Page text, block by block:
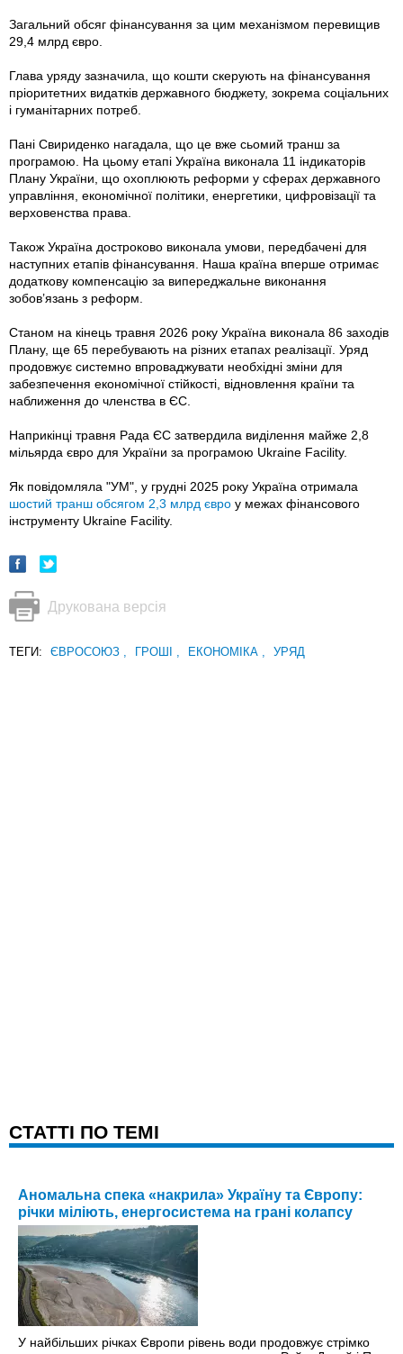
Загальний обсяг фінансування за цим механізмом перевищив
29,4 млрд євро.
Глава уряду зазначила, що кошти скерують на фінансування
пріоритетних видатків державного бюджету, зокрема соціальних
і гуманітарних потреб.
Пані Свириденко нагадала, що це вже сьомий транш за
програмою. На цьому етапі Україна виконала 11 індикаторів
Плану України, що охоплюють реформи у сферах державного
управління, економічної політики, енергетики, цифровізації та
верховенства права.
Також Україна достроково виконала умови, передбачені для
наступних етапів фінансування. Наша країна вперше отримає
додаткову компенсацію за випереджальне виконання
зобов’язань з реформ.
Станом на кінець травня 2026 року Україна виконала 86 заходів
Плану, ще 65 перебувають на різних етапах реалізації. Уряд
продовжує системно впроваджувати необхідні зміни для
забезпечення економічної стійкості, відновлення країни та
наближення до членства в ЄС.
Наприкінці травня Рада ЄС затвердила виділення майже 2,8
мільярда євро для України за програмою Ukraine Facility.
Як повідомляла "УМ", у грудні 2025 року Україна отримала
шостий транш обсягом 2,3 млрд євро у межах фінансового
інструменту Ukraine Facility.
Друкована версія
ТЕГИ: ЄВРОСОЮЗ , ГРОШІ , ЕКОНОМІКА , УРЯД
CТАТТІ ПО ТЕМІ
Аномальна спека «накрила» Україну та Європу:
річки міліють, енергосистема на грані колапсу
У найбільших річках Європи рівень води продовжує стрімко